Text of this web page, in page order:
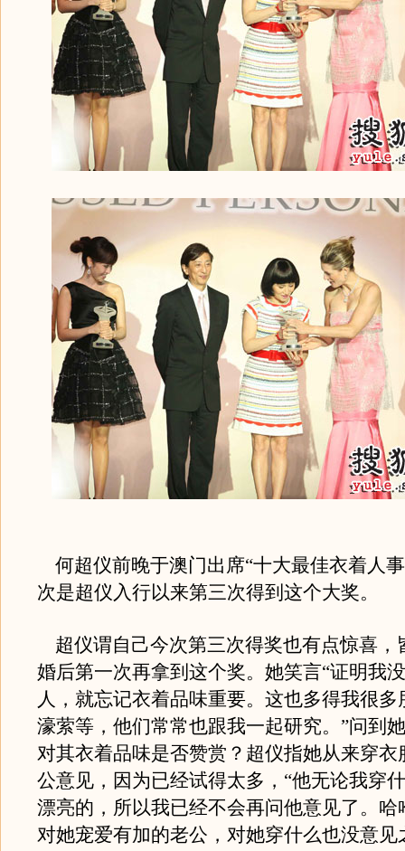
何超仪前晚于澳门出席“十大最佳衣着人
次是超仪入行以来第三次得到这个大奖。
超仪谓自己今次第三次得奖也有点惊喜，
婚后第一次再拿到这个奖。她笑言“证明我
人，就忘记衣着品味重要。这也多得我很多
濠萦等，他们常常也跟我一起研究。”问到
对其衣着品味是否赞赏？超仪指她从来穿衣
公意见，因为已经试得太多，“他无论我穿
漂亮的，所以我已经不会再问他意见了。哈
对她宠爱有加的老公，对她穿什么也没意见